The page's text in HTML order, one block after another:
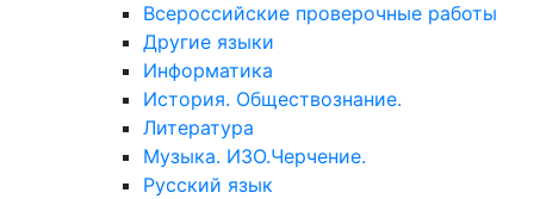
Всероссийские проверочные работы
Другие языки
Информатика
История. Обществознание.
Литература
Музыка. ИЗО.Черчение.
Русский язык